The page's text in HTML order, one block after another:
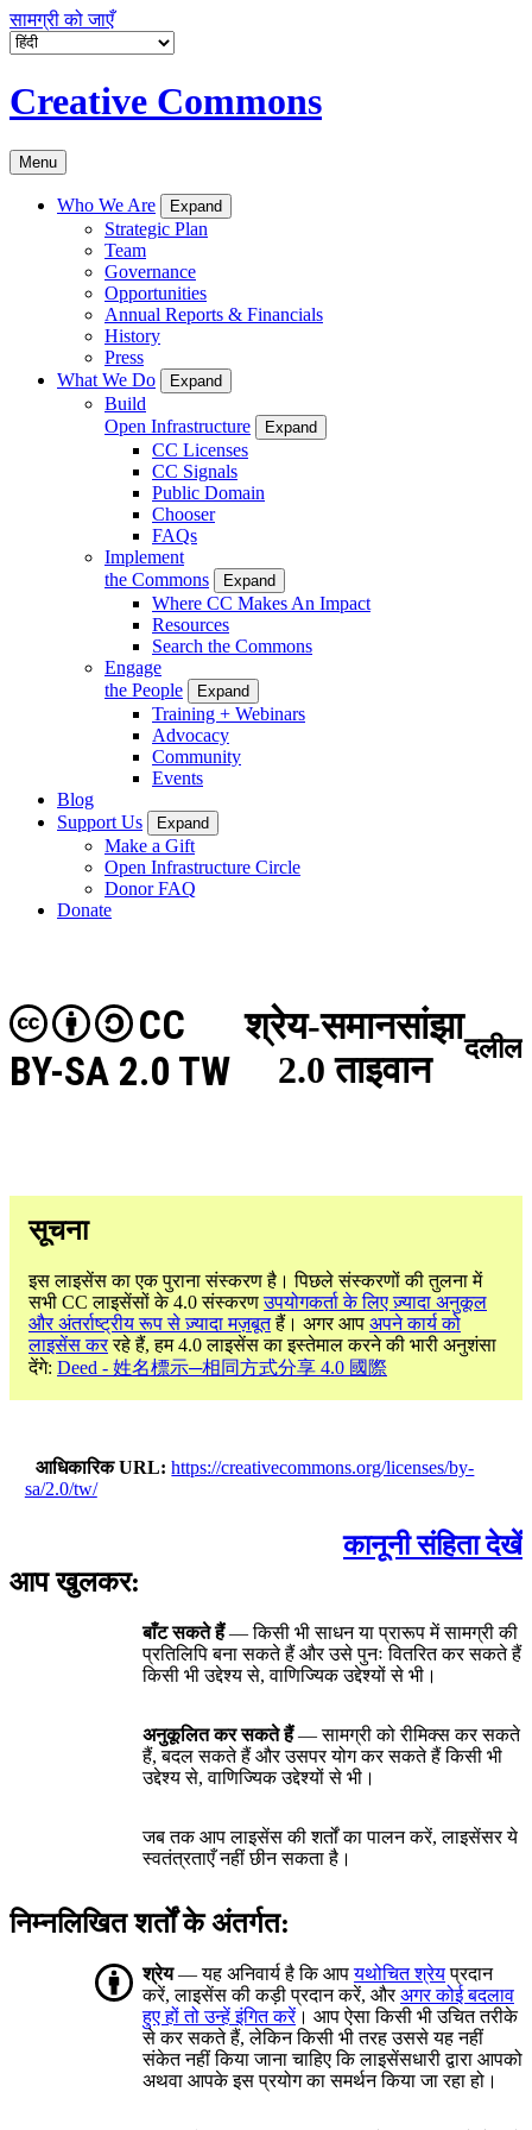
सामग्री को जाएँ
Creative Commons
Menu
Who We Are Expand
Strategic Plan
Team
Governance
Opportunities
Annual Reports & Financials
History
Press
What We Do
Expand
Build
Open Infrastructure
Expand
CC Licenses
CC Signals
Public Domain
Chooser
FAQs
Implement
the Commons
Expand
Where CC Makes An Impact
Resources
Search the Commons
Engage
the People
Expand
Training + Webinars
Advocacy
Community
Events
Blog
Support Us
Expand
Make a Gift
Open Infrastructure Circle
Donor FAQ
Donate
श्रेय-समानसांझा
2.0 ताइवान
CC
BY-SA 2.0 TW
दलील
सूचना
इस लाइसेंस का एक पुराना संस्करण है। पिछले संस्करणों की तुलना में
सभी CC लाइसेंसों के 4.0 संस्करणउपयोगकर्ता के लिए ज़्यादा अनुकूल
और अंतर्राष्ट्रीय रूप से ज़्यादा मज़बूतहैं। अगर आप अपने कार्य को
लाइसेंस कररहे हैं, हम 4.0 लाइसेंस का इस्तेमाल करने की भारी अनुशंसा
देंगे: Deed - 姓名標示─相同方式分享 4.0 國際
आधिकारिक URL
https://creativecommons.org/licenses/by-
sa/2.0/tw/
कानूनी संहिता देखें
आप खुलकर:
बाँट सकते हैं— किसी भी साधन या प्रारूप में सामग्री की
प्रतिलिपि बना सकते हैं और उसे पुनः वितरित कर सकते हैं
किसी भी उद्देश्य से, वाणिज्यिक उद्देश्यों से भी।
अनुकूलित कर सकते हैं— सामग्री को रीमिक्स कर सकते
हैं, बदल सकते हैं और उसपर योग कर सकते हैं किसी भी
उद्देश्य से, वाणिज्यिक उद्देश्यों से भी।
जब तक आप लाइसेंस की शर्तों का पालन करें, लाइसेंसर ये
स्वतंत्रताएँ नहीं छीन सकता है।
निम्नलिखित शर्तों के अंतर्गत:
श्रेय— यह अनिवार्य है कि आपयथोचित श्रेयप्रदान
करें, लाइसेंस की कड़ी प्रदान करें, औरअगर कोई बदलाव
हुए हों तो उन्हें इंगित करें। आप ऐसा किसी भी उचित तरीके
से कर सकते हैं, लेकिन किसी भी तरह उससे यह नहीं
संकेत नहीं किया जाना चाहिए कि लाइसेंसधारी द्वारा आपको
अथवा आपके इस प्रयोग का समर्थन किया जा रहा हो।